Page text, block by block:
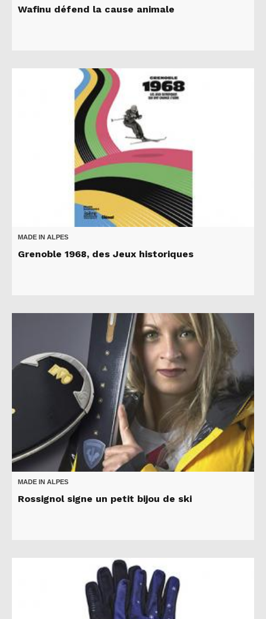
Wafinu défend la cause animale
MADE IN ALPES
Grenoble 1968, des Jeux historiques
MADE IN ALPES
Rossignol signe un petit bijou de ski